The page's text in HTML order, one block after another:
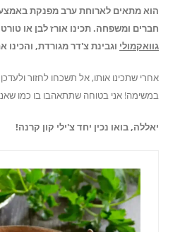
הוא מתאים לארוחת ערב מפנקת
חברים ומשפחה. תכינו אורז לבן או
גוואקמולי וגבינת צ'דר מגורדת,
אחרי שתכינו אותו, אל תשכחו לחזור
במשימה! אני בטוחה שתתאהבו בו כמו
יאללה, בואו נכין יחד צ'ילי קון קרנה!